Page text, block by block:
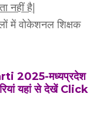
नहीं है|
में वोकेशनल शिक्षक
2025-मध्यप्रदेश
यहां से देखें Click